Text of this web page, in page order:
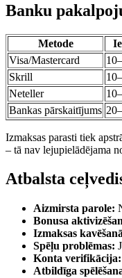
Banku
Metode
Visa/Mastercard
Skrill
Neteller
Bankas pārskaitījums
Izmaksas parasti tiek
– tā nav lejupielādējama
Atbalsta
Aizmirsta parole:
Bonusa
Izmaksas
Spēļu problēmas:
Konta verifikācija:
Atbildīga